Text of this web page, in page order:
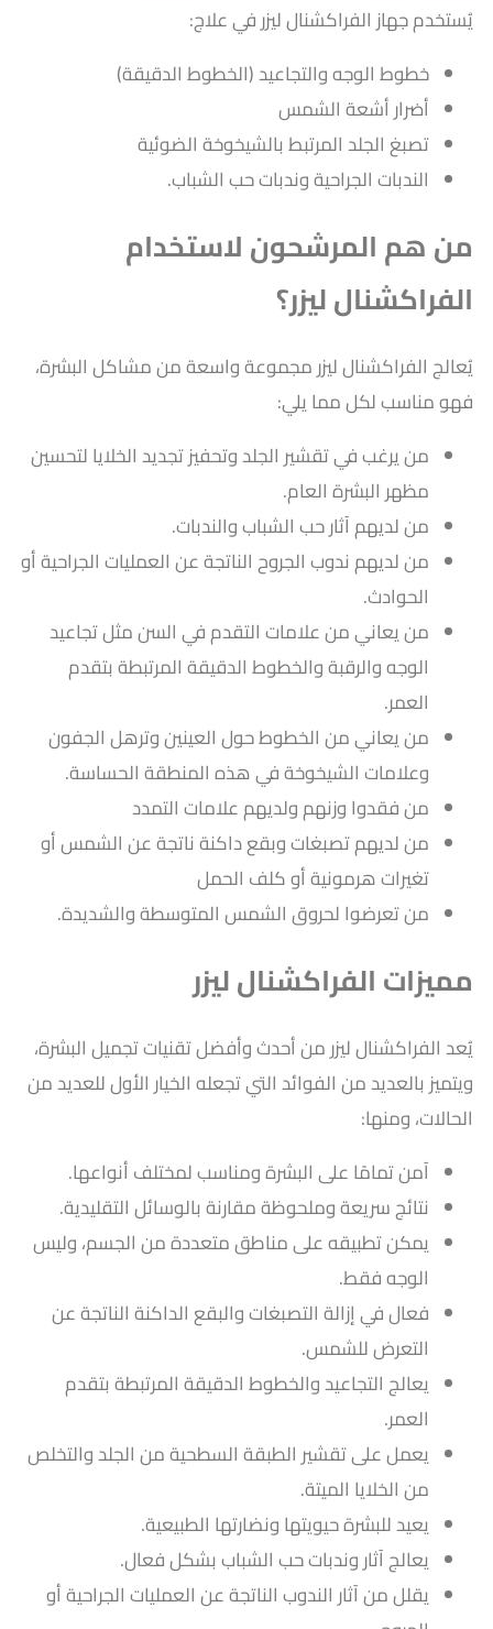
يُستخدم جهاز الفراكشنال ليزر في علاج:
خطوط الوجه والتجاعيد (الخطوط الدقيقة)
أضرار أشعة الشمس
تصبغ الجلد المرتبط بالشيخوخة الضوئية
الندبات الجراحية وندبات حب الشباب.
من هم المرشحون لاستخدام
الفراكشنال ليزر؟
يُعالج الفراكشنال ليزر مجموعة واسعة من مشاكل البشرة،
فهو مناسب لكل مما يلي:
من يرغب في تقشير الجلد وتحفيز تجديد الخلايا لتحسين
مظهر البشرة العام.
من لديهم آثار حب الشباب والندبات.
من لديهم ندوب الجروح الناتجة عن العمليات الجراحية أو
الحوادث.
من يعاني من علامات التقدم في السن مثل تجاعيد
الوجه والرقبة والخطوط الدقيقة المرتبطة بتقدم
العمر.
من يعاني من الخطوط حول العينين وترهل الجفون
وعلامات الشيخوخة في هذه المنطقة الحساسة.
من فقدوا وزنهم ولديهم علامات التمدد
من لديهم تصبغات وبقع داكنة ناتجة عن الشمس أو
تغيرات هرمونية أو كلف الحمل
من تعرضوا لحروق الشمس المتوسطة والشديدة.
مميزات الفراكشنال ليزر
يُعد الفراكشنال ليزر من أحدث وأفضل تقنيات تجميل البشرة،
ويتميز بالعديد من الفوائد التي تجعله الخيار الأول للعديد من
الحالات، ومنها:
آمن تمامًا على البشرة ومناسب لمختلف أنواعها.
نتائج سريعة وملحوظة مقارنة بالوسائل التقليدية.
يمكن تطبيقه على مناطق متعددة من الجسم، وليس
الوجه فقط.
فعال في إزالة التصبغات والبقع الداكنة الناتجة عن
التعرض للشمس.
يعالج التجاعيد والخطوط الدقيقة المرتبطة بتقدم
العمر.
يعمل على تقشير الطبقة السطحية من الجلد والتخلص
من الخلايا الميتة.
يعيد للبشرة حيويتها ونضارتها الطبيعية.
يعالج آثار وندبات حب الشباب بشكل فعال.
يقلل من آثار الندوب الناتجة عن العمليات الجراحية أو